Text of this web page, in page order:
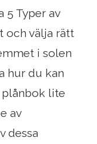
Typer av
och välja rätt
i solen
hur du kan
lite
av
dessa